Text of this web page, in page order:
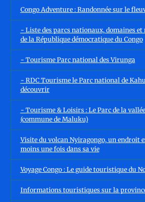
Congo Adventure : Randonnée sur le
- Liste des parcs nationaux, domaines et
de la République démocratique du Congo
- Tourisme Parc national des Virunga
- RDC Tourisme le Parc national de
découvrir
- Tourisme & Loisirs : Le Parc de la vallée
(commune de Maluku)
Visite du volcan Nyiragongo, un endroit
moins une fois dans sa vie
Voyage Congo : Le guide touristique du
Informations touristiques sur la